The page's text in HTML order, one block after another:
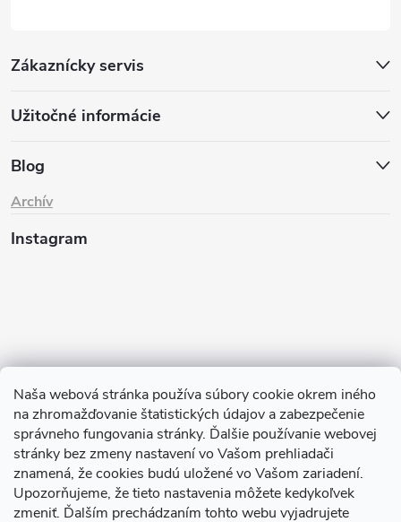
Naša webová stránka používa súbory cookie okrem iného
na zhromažďovanie štatistických údajov a zabezpečenie
správneho fungovania stránky. Ďalšie používanie webovej
stránky bez zmeny nastavení vo Vašom prehliadači
znamená, že cookies budú uložené vo Vašom zariadení.
Upozorňujeme, že tieto nastavenia môžete kedykoľvek
zmeniť. Ďalším prechádzaním tohto webu vyjadrujete
Zákaznícky servis
Užitočné informácie
Blog
Archív
Instagram
Sledovať na Instagrame
TIk Tok Instagram Facebook